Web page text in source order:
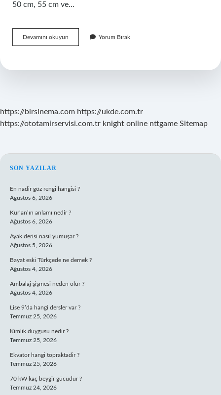
50 cm, 55 cm ve…
Devamını okuyun Davlumbazlar
Standart
Yorum Bırak
https://birsinema.com https://ukde.com.tr
https://ototamirservisi.com.tr knight online nttgame Sitemap
SIDEBAR
SON YAZILAR
En nadir göz rengi hangisi ?
Ağustos 6, 2026
Kur’an’ın anlamı nedir ?
Ağustos 6, 2026
Ayak derisi nasıl yumuşar ?
Ağustos 5, 2026
Bayat eski Türkçede ne demek ?
Ağustos 4, 2026
Ambalaj şişmesi neden olur ?
Ağustos 4, 2026
Lise 9’da hangi dersler var ?
Temmuz 25, 2026
Kimlik duygusu nedir ?
Temmuz 25, 2026
Ekvator hangi topraktadir ?
Temmuz 25, 2026
70 kW kaç beygir gücüdür ?
Temmuz 24, 2026